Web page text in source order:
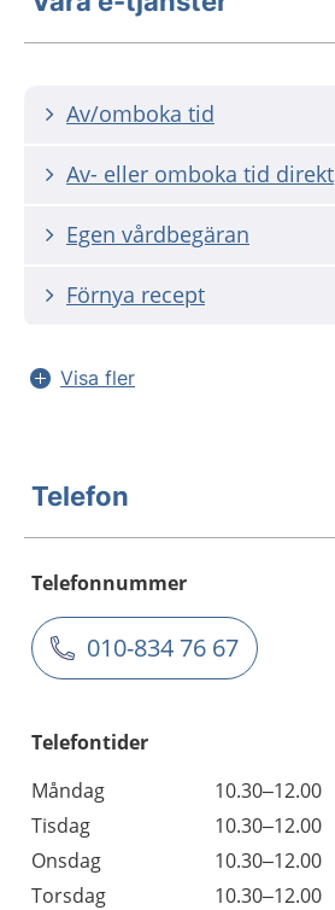
Av/omboka tid
Av- eller omboka tid direkt
Egen vårdbegäran
Förnya recept
Visa fler
Telefon
Telefonnummer
010-834 76 67
Telefontider
Måndag
10.30–12.00
Tisdag
10.30–12.00
Onsdag
10.30–12.00
Torsdag
10.30–12.00